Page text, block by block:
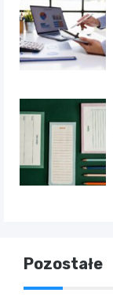
Pozostałe